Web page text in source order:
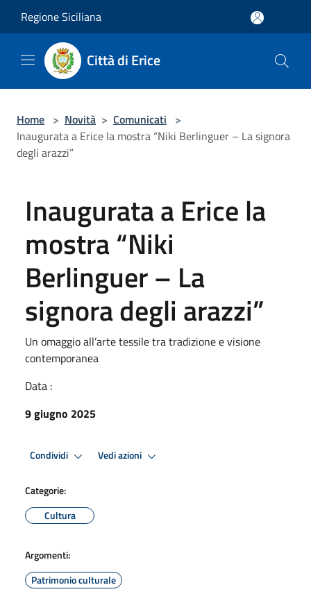
Regione Siciliana
Città di Erice
Home > Novità > Comunicati >
Inaugurata a Erice la mostra “Niki Berlinguer – La signora
degli arazzi”
Inaugurata a Erice la
mostra “Niki
Berlinguer – La
signora degli arazzi”
Un omaggio all’arte tessile tra tradizione e visione
contemporanea
Data :
9 giugno 2025
Condividi Vedi azioni
Categorie:
Cultura
Argomenti:
Patrimonio culturale